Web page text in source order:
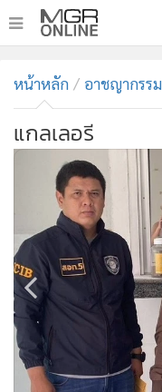
ทันเหตุการณ์
• ภาคใต้
• ภูมิภาค
Online Section
บันเทิง
• ผู้จัดการรายวัน
• คอลัมนิสต์
• ละคร
• CbizReview
• Cyber BIZ
ผู้จัดกวน
หน้าหลัก อาชญากรรม
แกลเลอรี